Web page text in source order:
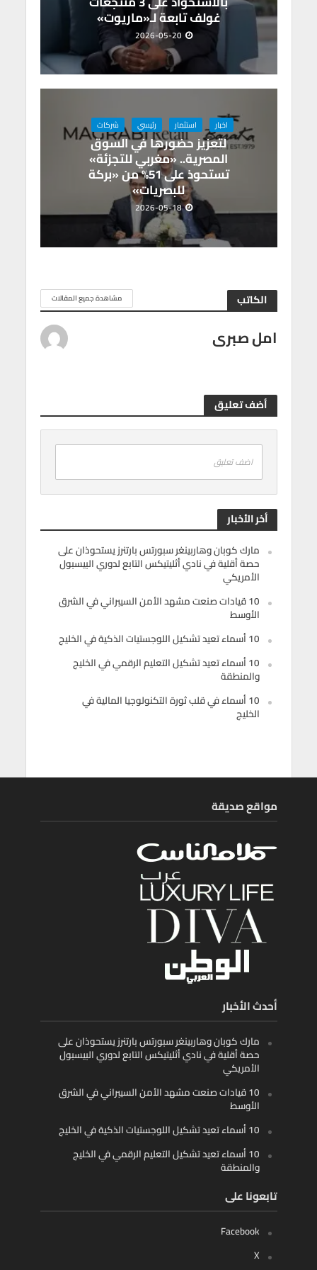
غولف تابعة لـ«ماريوت»
2026-05-20
اخبار استثمار رئيسي شركات
لتعزيز حضورها في السوق
المصرية.. «مغربي للتجزئة»
تستحوذ على 51% من «بركة
للبصريات»
2026-05-18
الكاتب مشاهدة جميع المقالات
امل صبرى
أضف تعليق
اضف تعليق
أخر الأخبار
مارك كوبان وهاربينغر سبورتس بارتنرز يستحوذان على
حصة أقلية في نادي أثليتيكس التابع لدوري البيسبول
الأمريكي
10 قيادات صنعت مشهد الأمن السيبراني في الشرق
الأوسط
10 أسماء تعيد تشكيل اللوجستيات الذكية في الخليج
10 أسماء تعيد تشكيل التعليم الرقمي في الخليج
والمنطقة
10 أسماء في قلب ثورة التكنولوجيا المالية في
الخليج
مواقع صديقة
أحدث الأخبار
مارك كوبان وهاربينغر سبورتس بارتنرز يستحوذان على
حصة أقلية في نادي أثليتيكس التابع لدوري البيسبول
الأمريكي
10 قيادات صنعت مشهد الأمن السيبراني في الشرق
الأوسط
10 أسماء تعيد تشكيل اللوجستيات الذكية في الخليج
10 أسماء تعيد تشكيل التعليم الرقمي في الخليج
والمنطقة
تابعونا على
Facebook
X